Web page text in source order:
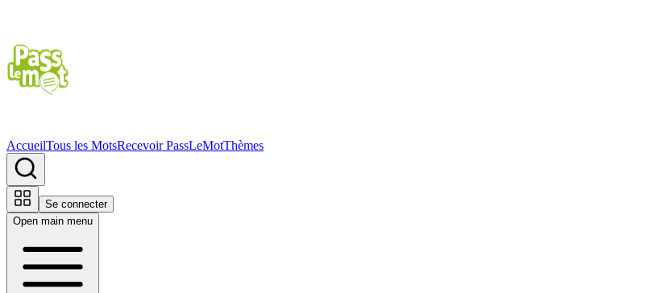
AccueilTous les MotsRecevoir PassLeMotThèmes
Se connecter
Open main menu